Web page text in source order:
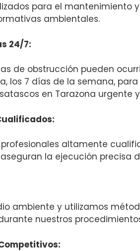
para el
ambientales.
24/7:
de obstrucción pueden
los 7 días de la semana,
en Tarazona urgente
altamente
la ejecución precisa
ambiente y utilizamos
nuestros